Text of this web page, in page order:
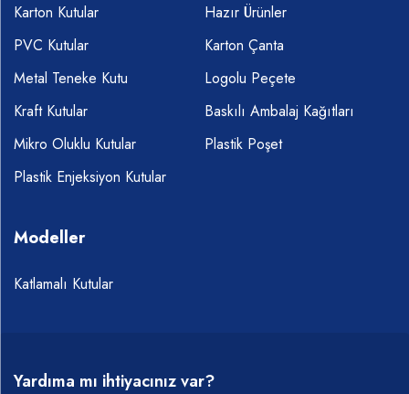
Karton Kutular
PVC Kutular
Metal Teneke Kutu
Kraft Kutular
Mikro Oluklu Kutular
Plastik Enjeksiyon Kutular
Hazır Ürünler
Karton Çanta
Logolu Peçete
Baskılı Ambalaj Kağıtları
Plastik Poşet
Modeller
Katlamalı Kutular
Yardıma mı ihtiyacınız var?